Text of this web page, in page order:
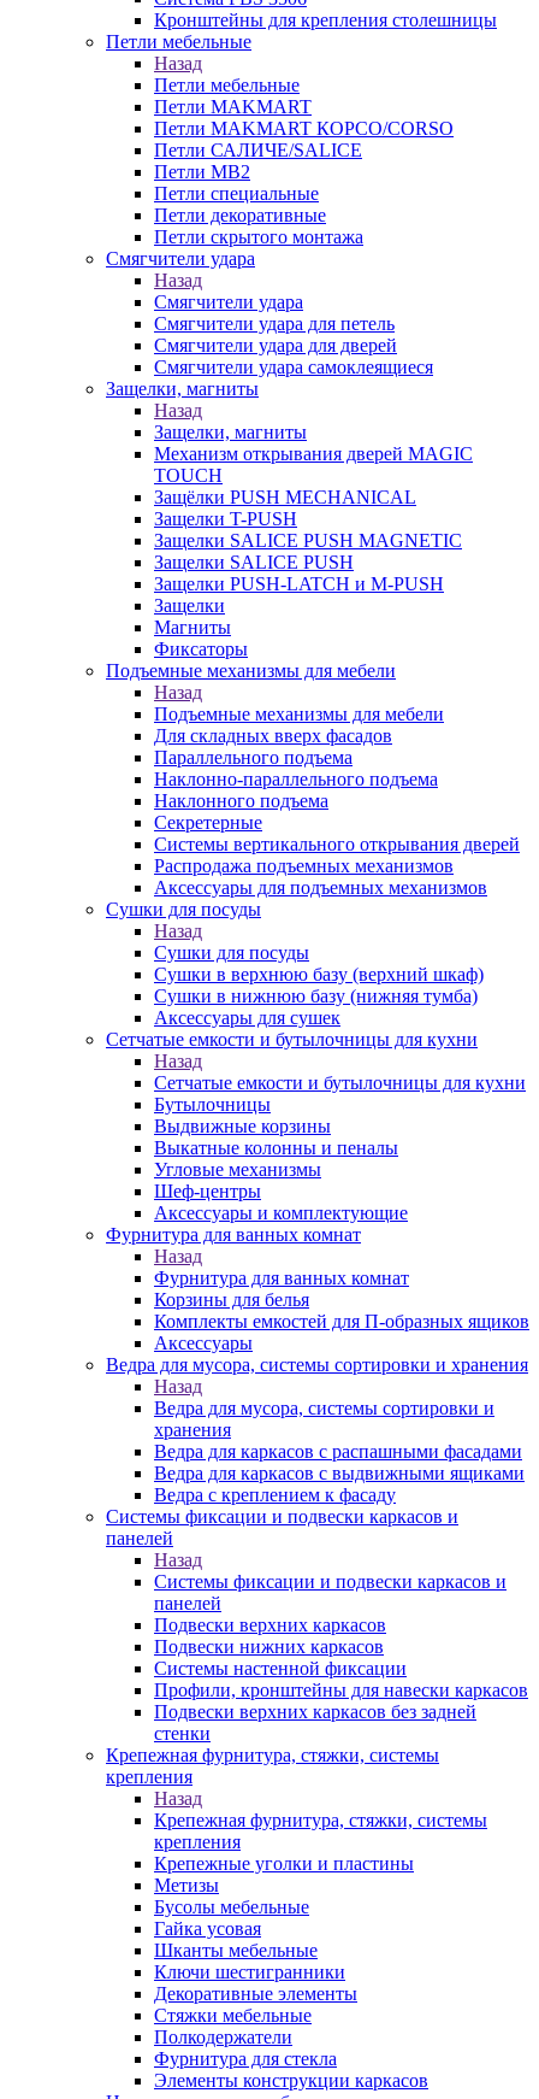
Кронштейны для крепления столешницы
Петли мебельные
Назад
Петли мебельные
Петли MAKMART
Петли MAKMART КОРСО/CORSO
Петли САЛИЧЕ/SALICE
Петли MB2
Петли специальные
Петли декоративные
Петли скрытого монтажа
Смягчители удара
Назад
Смягчители удара
Смягчители удара для петель
Смягчители удара для дверей
Cмягчители удара самоклеящиеся
Защелки, магниты
Назад
Защелки, магниты
Механизм открывания дверей MAGIC
TOUCH
Защёлки PUSH MECHANICAL
Защелки T-PUSH
Защелки SALICE PUSH MAGNETIC
Защелки SALICE PUSH
Защелки PUSH-LATCH и M-PUSH
Защелки
Магниты
Фиксаторы
Подъемные механизмы для мебели
Назад
Подъемные механизмы для мебели
Для складных вверх фасадов
Параллельного подъема
Наклонно-параллельного подъема
Наклонного подъема
Секретерные
Системы вертикального открывания дверей
Распродажа подъемных механизмов
Аксессуары для подъемных механизмов
Сушки для посуды
Назад
Сушки для посуды
Сушки в верхнюю базу (верхний шкаф)
Сушки в нижнюю базу (нижняя тумба)
Аксессуары для сушек
Сетчатые емкости и бутылочницы для кухни
Назад
Сетчатые емкости и бутылочницы для кухни
Бутылочницы
Выдвижные корзины
Выкатные колонны и пеналы
Угловые механизмы
Шеф-центры
Аксессуары и комплектующие
Фурнитура для ванных комнат
Назад
Фурнитура для ванных комнат
Корзины для белья
Комплекты емкостей для П-образных ящиков
Аксессуары
Ведра для мусора, системы сортировки и хранения
Назад
Ведра для мусора, системы сортировки и
хранения
Ведра для каркасов с распашными фасадами
Ведра для каркасов с выдвижными ящиками
Ведра с креплением к фасаду
Системы фиксации и подвески каркасов и
панелей
Назад
Системы фиксации и подвески каркасов и
панелей
Подвески верхних каркасов
Подвески нижних каркасов
Системы настенной фиксации
Профили, кронштейны для навески каркасов
Подвески верхних каркасов без задней
стенки
Крепежная фурнитура, стяжки, системы
крепления
Назад
Крепежная фурнитура, стяжки, системы
крепления
Крепежные уголки и пластины
Метизы
Бусолы мебельные
Гайка усовая
Шканты мебельные
Ключи шестигранники
Декоративные элементы
Стяжки мебельные
Полкодержатели
Фурнитура для стекла
Элементы конструкции каркасов